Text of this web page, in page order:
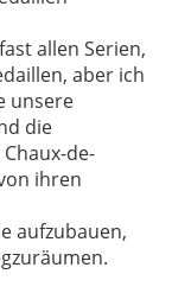
allen Serien,
aber ich
unsere
die
de-
ihren
aufzubauen,